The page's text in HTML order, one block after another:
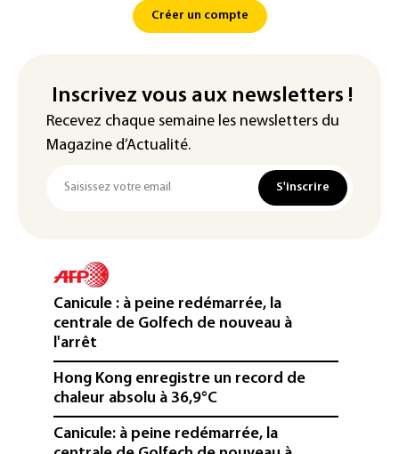
Créer un compte
Inscrivez vous aux newsletters !
Recevez chaque semaine les newsletters du
Magazine d’Actualité.
S'inscrire
Canicule : à peine redémarrée, la
centrale de Golfech de nouveau à
l'arrêt
Hong Kong enregistre un record de
chaleur absolu à 36,9°C
Canicule: à peine redémarrée, la